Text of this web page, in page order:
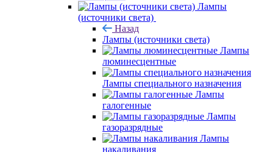
Лампы
(источники света)
Назад
Лампы (источники света)
Лампы
люминесцентные
Лампы специального назначения
Лампы
галогенные
Лампы
газоразрядные
Лампы
накаливания